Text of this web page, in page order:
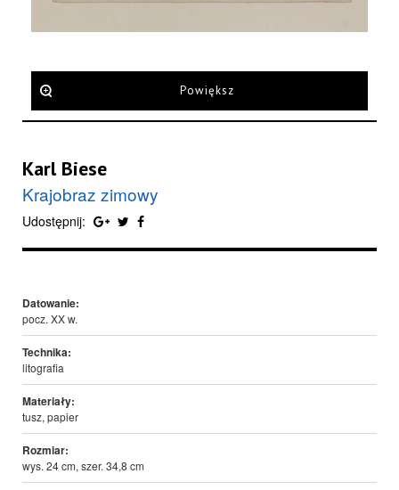
Powiększ
Karl Biese
Krajobraz zimowy
Udostępnij:
Datowanie:
pocz. XX w.
Technika:
litografia
Materiały:
tusz, papier
Rozmiar:
wys. 24 cm, szer. 34,8 cm